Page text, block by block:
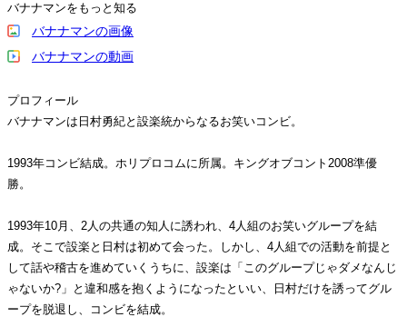
バナナマンをもっと知る
バナナマンの画像
バナナマンの動画
プロフィール
バナナマンは日村勇紀と設楽統からなるお笑いコンビ。
1993年コンビ結成。ホリプロコムに所属。キングオブコント2008準優
勝。
1993年10月、2人の共通の知人に誘われ、4人組のお笑いグループを結
成。そこで設楽と日村は初めて会った。しかし、4人組での活動を前提と
して話や稽古を進めていくうちに、設楽は「このグループじゃダメなんじ
ゃないか?」と違和感を抱くようになったといい、日村だけを誘ってグル
ープを脱退し、コンビを結成。